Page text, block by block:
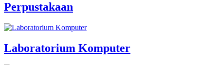
Perpustakaan
Laboratorium Komputer